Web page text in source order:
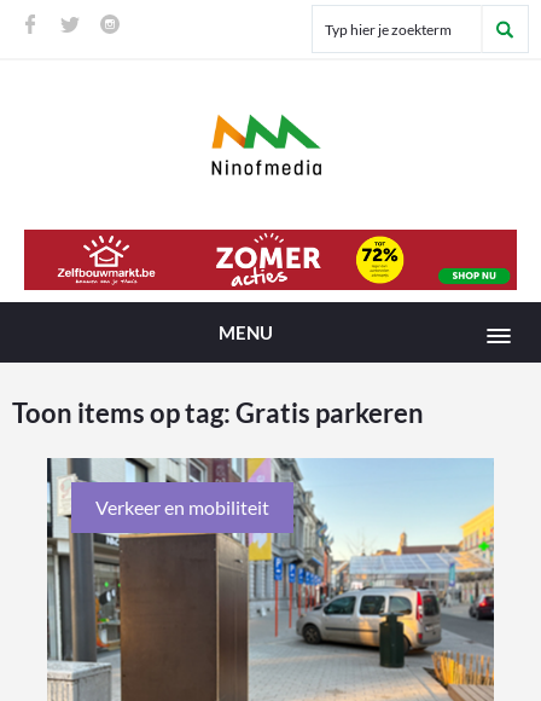
MENU
Toon items op tag:Gratis parkeren
Verkeer en mobiliteit